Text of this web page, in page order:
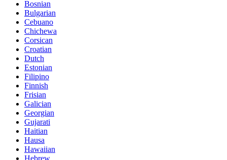
Bosnian
Bulgarian
Cebuano
Chichewa
Corsican
Croatian
Dutch
Estonian
Filipino
Finnish
Frisian
Galician
Georgian
Gujarati
Haitian
Hausa
Hawaiian